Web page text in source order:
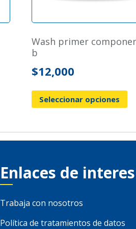
wash primer componente
b
$12,000
Seleccionar opciones
Enlaces de interes
Trabaja con nosotros
Política de tratamientos de datos